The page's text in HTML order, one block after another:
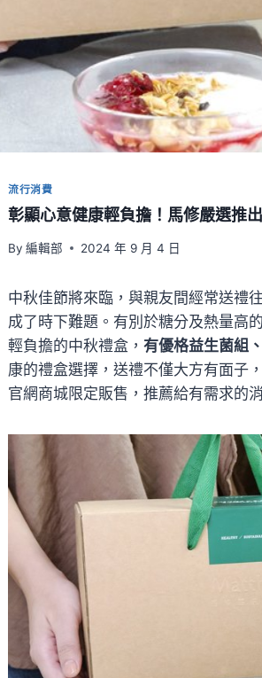
流行消費
彰顯心意健康輕負擔！馬修嚴選推
By 編輯部 2024 年 9 月 4 日
中秋佳節將來臨，與親友間經常送禮
成了時下難題。有別於糖分及熱量高
輕負擔的中秋禮盒， 有優格益生菌組
康的禮盒選擇，送禮不僅大方有面子
官網商城限定販售，推薦給有需求的